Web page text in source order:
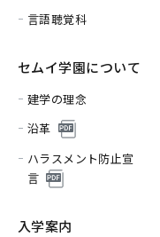
言語聴覚科
セムイ学園について
建学の理念
沿革
ハラスメント防止宣
言
入学案内